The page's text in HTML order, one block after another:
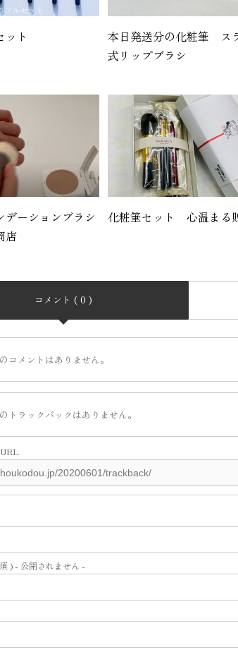
ト
本日発送分の化粧筆 ス
式リップブラシ
デーションブラシ
店
化粧筆セット 心温まる
コメント ( 0 )
コメントはありません。
トラックバックはありません。
URL
) - 公開されません -